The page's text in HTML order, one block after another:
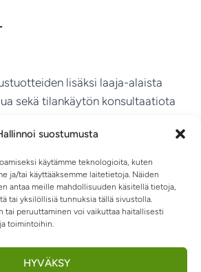
suostumusta
käytämme teknologioita, kuten
ja/tai käyttääksemme laitetietoja. Näiden
antaa meille mahdollisuuden käsitellä tietoja,
tai yksilöllisiä tunnuksia tällä sivustolla.
tai peruuttaminen voi vaikuttaa haitallisesti
toimintoihin.
HYVÄKSY
lisäksi laaja-alaista
sekä tilankäytön konsultaatiota
KY
RIIPPUMATOT JA -TUOLIT